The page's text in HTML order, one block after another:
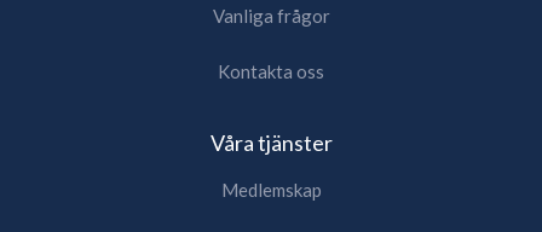
Vanliga frågor
Kontakta oss
Våra tjänster
Medlemskap